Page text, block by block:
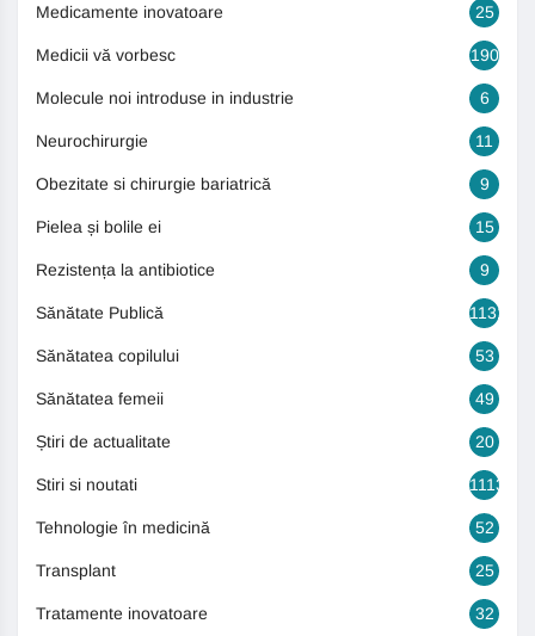
Medicamente inovatoare 25
Medicii vă vorbesc 190
Molecule noi introduse in industrie 6
Neurochirurgie 11
Obezitate si chirurgie bariatrică 9
Pielea și bolile ei 15
Rezistența la antibiotice 9
Sănătate Publică 1131
Sănătatea copilului 53
Sănătatea femeii 49
Știri de actualitate 20
Stiri si noutati 1113
Tehnologie în medicină 52
Transplant 25
Tratamente inovatoare 32